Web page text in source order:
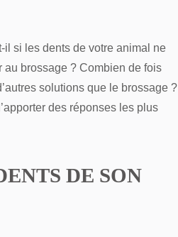
il si les dents de votre animal ne
brossage ? Combien de fois
solutions que le brossage ?
des réponses les plus
DE SON